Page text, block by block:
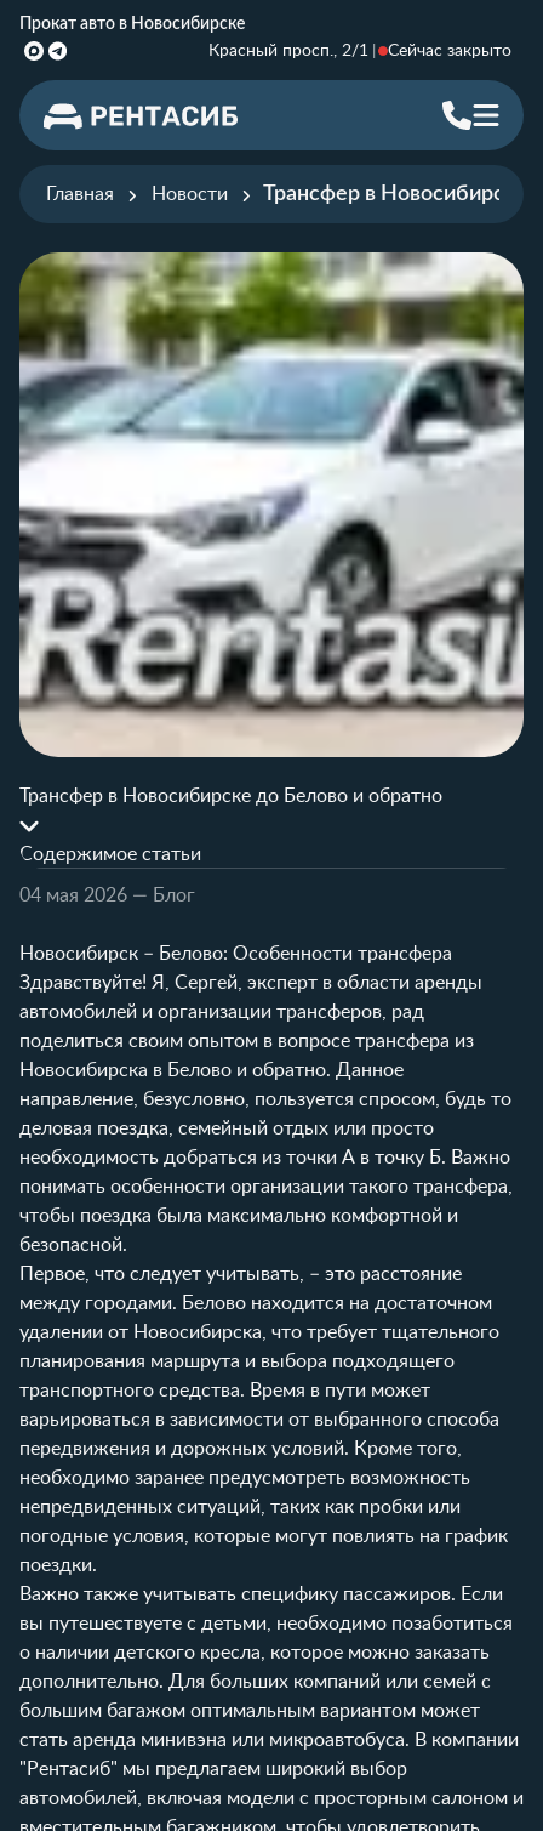
Прокат авто в Новосибирске
Красный просп., 2/1
Сейчас закрыто
Главная Новости Трансфер в Новосибирске
Трансфер в Новосибирске до Белово и обратно
Содержимое статьи
04 мая 2026 — Блог
Новосибирск – Белово: Особенности трансфера
Здравствуйте! Я, Сергей, эксперт в области аренды
автомобилей и организации трансферов, рад
поделиться своим опытом в вопросе трансфера из
Новосибирска в Белово и обратно. Данное
направление, безусловно, пользуется спросом, будь то
деловая поездка, семейный отдых или просто
необходимость добраться из точки А в точку Б. Важно
понимать особенности организации такого трансфера,
чтобы поездка была максимально комфортной и
безопасной.
Первое, что следует учитывать, – это расстояние
между городами. Белово находится на достаточном
удалении от Новосибирска, что требует тщательного
планирования маршрута и выбора подходящего
транспортного средства. Время в пути может
варьироваться в зависимости от выбранного способа
передвижения и дорожных условий. Кроме того,
необходимо заранее предусмотреть возможность
непредвиденных ситуаций, таких как пробки или
погодные условия, которые могут повлиять на график
поездки.
Важно также учитывать специфику пассажиров. Если
вы путешествуете с детьми, необходимо позаботиться
о наличии детского кресла, которое можно заказать
дополнительно. Для больших компаний или семей с
большим багажом оптимальным вариантом может
стать аренда минивэна или микроавтобуса. В компании
"Рентасиб" мы предлагаем широкий выбор
автомобилей, включая модели с просторным салоном и